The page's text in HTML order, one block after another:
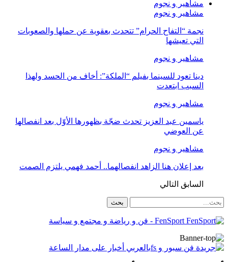
مشاهير و نجوم
مشاهير و نجوم
نجمة “التفاح الحرام” تتحدث بعقوية عن حملها والصعوبات
التي تعيشها
مشاهير و نجوم
دينا تعود للسينما بفيلم “الملكة”: أخاف من الحسد ولهذا
السبب ابتعدت
مشاهير و نجوم
ياسمين عبد العزيز تحدث ضجّة بظهورها الأوّل بعد انفصالها
عن العوضي
مشاهير و نجوم
بعد إعلان هنا الزاهد انفصالهما.. أحمد فهمي يلتزم الصمت
السابق التالي
FenSport - فن و رياضة و مجتمع و سياسة